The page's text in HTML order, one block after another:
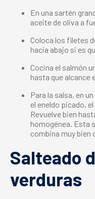
En una sartén
aceite de oliva a
Coloca los filetes
hacia abajo si es
Cocina el salmón
hasta que alcance
Para la salsa, en
el eneldo picado,
Revuelve bien
homogénea. Esta
combina muy bien
Salteado
verduras